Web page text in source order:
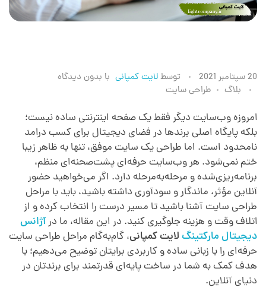
م
ر
ا
ح
ل
ط
ر
20 سپتامبر 2021 توسطلایت کمپانی با بدون دیدگاه
بلاگ
طراحی سایت
امروزه وب‌سایت دیگر فقط یک صفحه اینترنتی ساده نیست؛
بلکه پایگاه اصلی برندها در فضای دیجیتال برای کسب درامد
نامحدود است. اما طراحی یک سایت موفق، تنها به ظاهر زیبا
ختم نمی‌شود. هر وب‌سایت حرفه‌ای پشت‌صحنه‌ای منظم،
برنامه‌ریزی‌شده و مرحله‌به‌مرحله دارد. اگر می‌خواهید حضور
آنلاین مؤثر، ماندگار و سودآوری داشته باشید، باید با مراحل
طراحی سایت آشنا باشید تا مسیر درست را انتخاب کرده و از
اتلاف وقت و هزینه جلوگیری کنید. در این مقاله، ما درآژانس
دیجیتال مارکتینگلایت کمپانی، گام‌به‌گام مراحل طراحی سایت
حرفه‌ای را با زبانی ساده و کاربردی برایتان توضیح می‌دهیم؛ با
هدف کمک به شما در ساخت پایه‌ای قدرتمند برای برندتان در
دنیای آنلاین.